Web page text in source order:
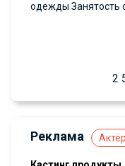
одежды Занятость
2
Реклама